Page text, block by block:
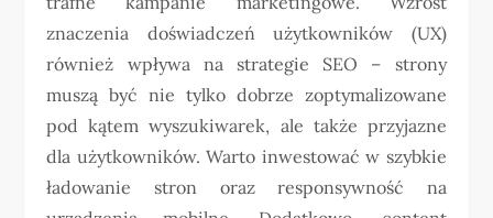
znaczenia doświadczeń użytkowników (UX)
również wpływa na strategie SEO – strony
muszą być nie tylko dobrze zoptymalizowane
pod kątem wyszukiwarek, ale także przyjazne
dla użytkowników. Warto inwestować w szybkie
ładowanie stron oraz responsywność na